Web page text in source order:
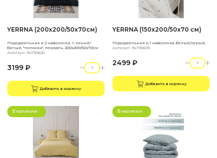
YERRNA (200х200/50х70см)
Пододеяльник и 2 наволочки, т.-синий/
белый, "полоски", перкаль. 200х200/50х70см
Артикул: 94730625
3199 ₽
Добавить в корзину
YERRNA (150х200/50х70 см)
Пододеяльник и 1 наволочка, белый/серый,
Артикул: 94730618
2499 ₽
Добавить в корзину
В наличии В наличии